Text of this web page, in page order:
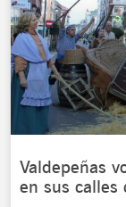
Valdepeñas
en sus calles